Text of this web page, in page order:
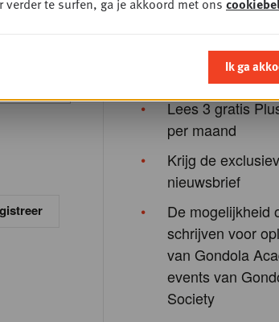
in.
Toegang tot alle
nieuws
Lees 3 gratis
per maand
Krijg de
nieuwsbrief
De mogelijkheid
schrijven voor
van Gondola
events van
Society
te surfen, ga je akkoord met ons
Ik ga